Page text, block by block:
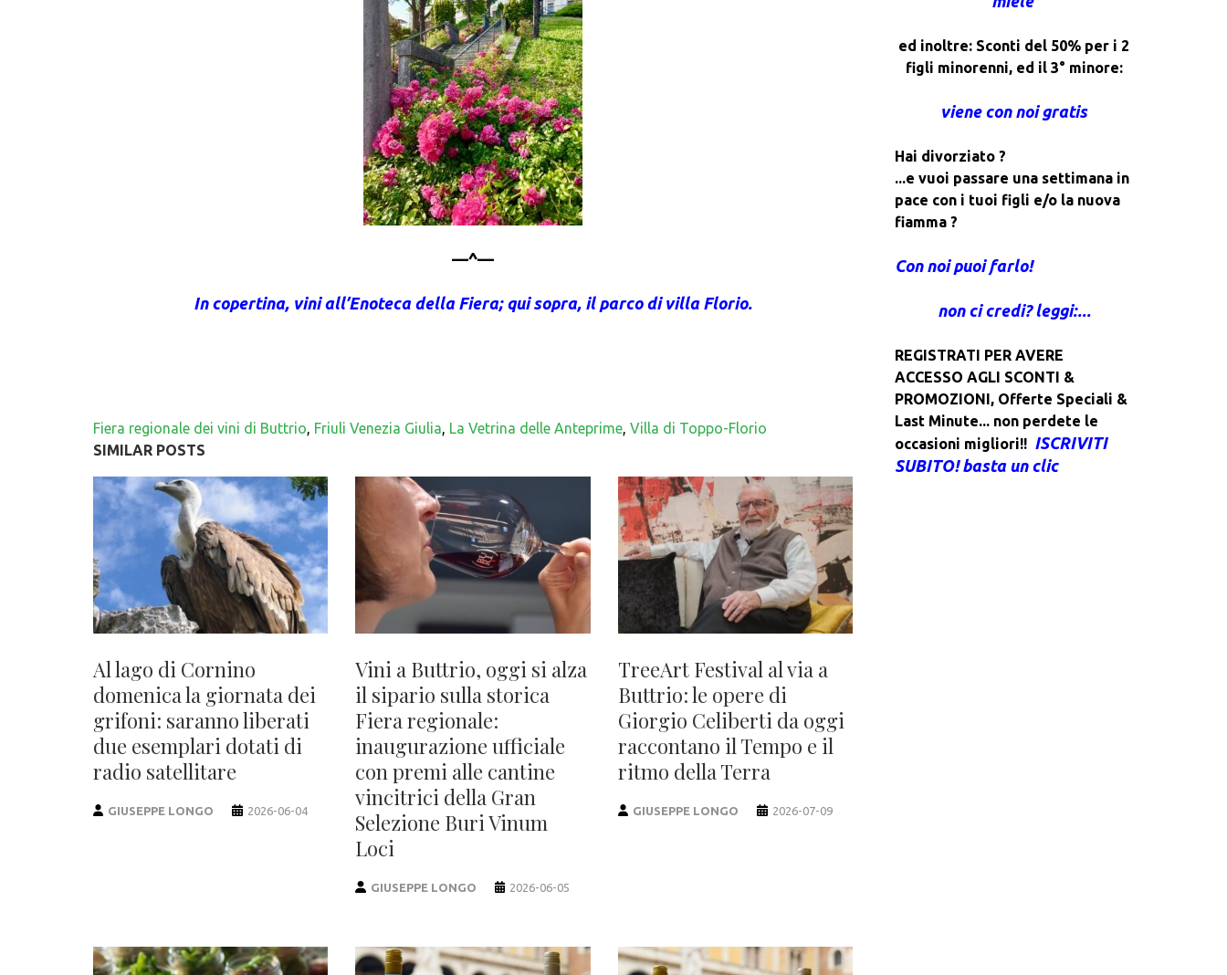
—^—
In copertina, vini all’Enoteca della Fiera; qui sopra, il parco di villa Florio.
Fiera regionale dei vini di Buttrio, Friuli Venezia Giulia, La Vetrina delle Anteprime, Villa di Toppo-Florio
SIMILAR POSTS
Al lago di Cornino
domenica la giornata dei
grifoni: saranno liberati
due esemplari dotati di
radio satellitare
GIUSEPPE LONGO 2026-06-04
Vini a Buttrio, oggi si alza
il sipario sulla storica
Fiera regionale:
inaugurazione ufficiale
con premi alle cantine
vincitrici della Gran
Selezione Buri Vinum
Loci
GIUSEPPE LONGO 2026-06-05
TreeArt Festival al via a
Buttrio: le opere di
Giorgio Celiberti da oggi
raccontano il Tempo e il
ritmo della Terra
GIUSEPPE LONGO 2026-07-09
ed inoltre: Sconti del 50% per i 2
figli minorenni, ed il 3° minore:
viene con noi gratis
Hai divorziato ?
...e vuoi passare una settimana in
pace con i tuoi figli e/o la nuova
fiamma ?
Con noi puoi farlo!
non ci credi? leggi:...
REGISTRATI PER AVERE
ACCESSO AGLI SCONTI &
PROMOZIONI, Offerte Speciali &
Last Minute... non perdete le
occasioni migliori!! ISCRIVITI
SUBITO! basta un clic